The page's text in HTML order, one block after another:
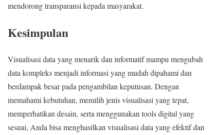
mendorong transparansi kepada masyarakat.
Kesimpulan
Visualisasi data yang menarik dan informatif mampu mengubah
data kompleks menjadi informasi yang mudah dipahami dan
berdampak besar pada pengambilan keputusan. Dengan
memahami kebutuhan, memilih jenis visualisasi yang tepat,
memperhatikan desain, serta menggunakan tools digital yang
sesuai, Anda bisa menghasilkan visualisasi data yang efektif dan